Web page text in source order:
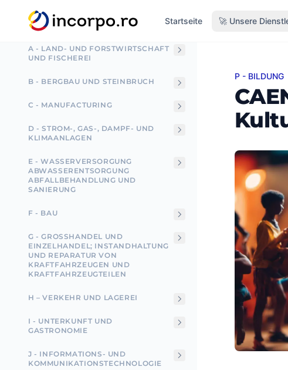
springen
Startseite 🚀 Unsere
CAEN-Codes - Nomenklatur
A - LAND- UND FORSTWIRTSCHAFT
UND FISCHEREI
B - BERGBAU UND STEINBRUCH
C - MANUFACTURING
D - STROM-, GAS-, DAMPF- UND
KLIMAANLAGEN
E - WASSERVERSORGUNG
ABWASSERENTSORGUNG
ABFALLBEHANDLUNG UND
SANIERUNG
F - BAU
G - GROSSHANDEL UND E
INZELHANDEL; INSTANDHALTUNG U
ND REPARATUR VON K
RAFTFAHRZEUGEN UND K
RAFTFAHRZEUGTEILEN
H – VERKEHR UND LAGEREI
I - UNTERKUNFT UND
GASTRONOMIE
J - INFORMATIONS- UND
KOMMUNIKATIONSTECHNOLOGIE
CAEN-
P - BILDUNG